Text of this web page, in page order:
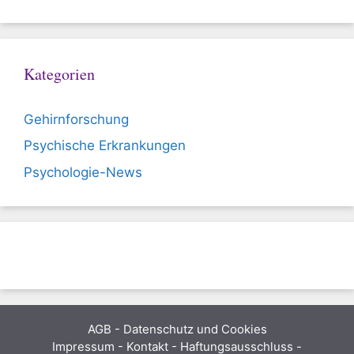
Kategorien
Gehirnforschung
Psychische Erkrankungen
Psychologie-News
AGB - Datenschutz und Cookies
Impressum - Kontakt - Haftungsausschluss -